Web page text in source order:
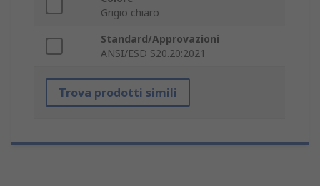
Grigio chiaro
Standard/Approvazioni
ANSI/ESD S20.20:2021
Trova prodotti simili